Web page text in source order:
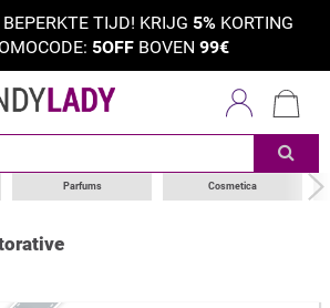
TIJD! KRIJG 5%KORTING
5OFF BOVEN 99€
Parfums Cosmetica